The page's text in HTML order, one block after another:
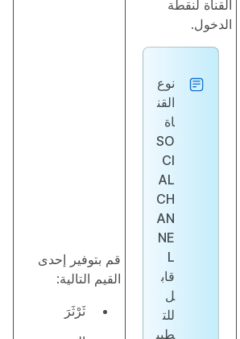
القناة لنقطة
الدخول.
نوع
القن
اة
SO
CI
AL
CH
AN
NE
L
قاب
ل
للت
طبي
قم بتوفير إحدى
القيم التالية:
ثَرْثَرَ